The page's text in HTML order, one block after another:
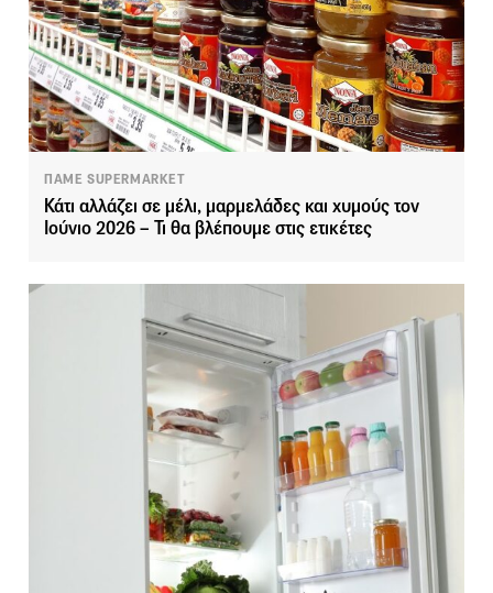
ΠΑΜΕ SUPERMARKET
Κάτι αλλάζει σε μέλι, μαρμελάδες και χυμούς τον
Ιούνιο 2026 – Τι θα βλέπουμε στις ετικέτες